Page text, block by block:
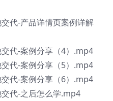
代-产品详情页案例详解
代-案例分享（4）.mp4
代-案例分享（5）.mp4
代-案例分享（6）.mp4
代-之后怎么学.mp4